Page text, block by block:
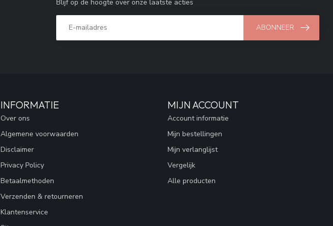
Blijf op de hoogte over onze laatste acties
ABONNEER
INFORMATIE
Over ons
Algemene voorwaarden
Disclaimer
Privacy Policy
Betaalmethoden
Verzenden & retourneren
Klantenservice
MIJN ACCOUNT
Account informatie
Mijn bestellingen
Mijn verlanglijst
Vergelijk
Alle producten